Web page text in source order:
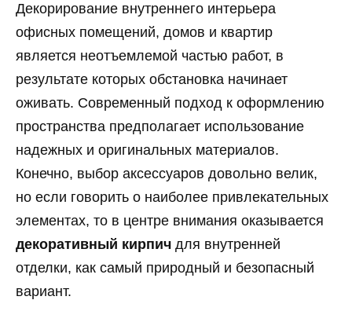
Декорирование внутреннего интерьера
офисных помещений, домов и квартир
является неотъемлемой частью работ, в
результате которых обстановка начинает
оживать. Современный подход к оформлению
пространства предполагает использование
надежных и оригинальных материалов.
Конечно, выбор аксессуаров довольно велик,
но если говорить о наиболее привлекательных
элементах, то в центре внимания оказывается
декоративный кирпич для внутренней
отделки, как самый природный и безопасный
вариант.